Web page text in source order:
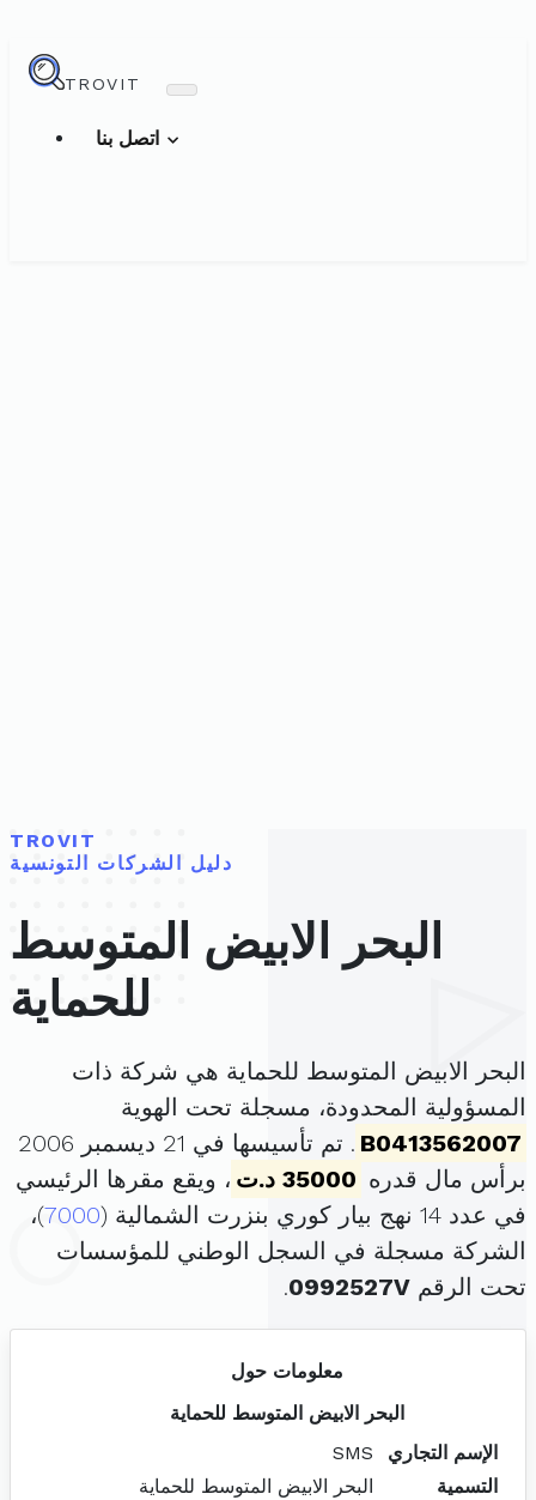
TROVIT
TROVIT
دليل الشركات التونسية
البحر الابيض المتوسط
للحماية
البحر الابيض المتوسط للحماية هي شركة ذات
المسؤولية المحدودة، مسجلة تحت الهوية
B0413562007
. تم تأسيسها في 21 ديسمبر 2006
برأس مال قدره 35000 د.ت
، ويقع مقرها الرئيسي
في عدد 14 نهج بيار كوري بنزرت الشمالية (
7000)،
الشركة مسجلة في السجل الوطني للمؤسسات
تحت الرقم 0992527V
.
معلومات حول
البحر الابيض المتوسط للحماية
الإسم التجاري
SMS
التسمية
البحر الابيض المتوسط للحماية